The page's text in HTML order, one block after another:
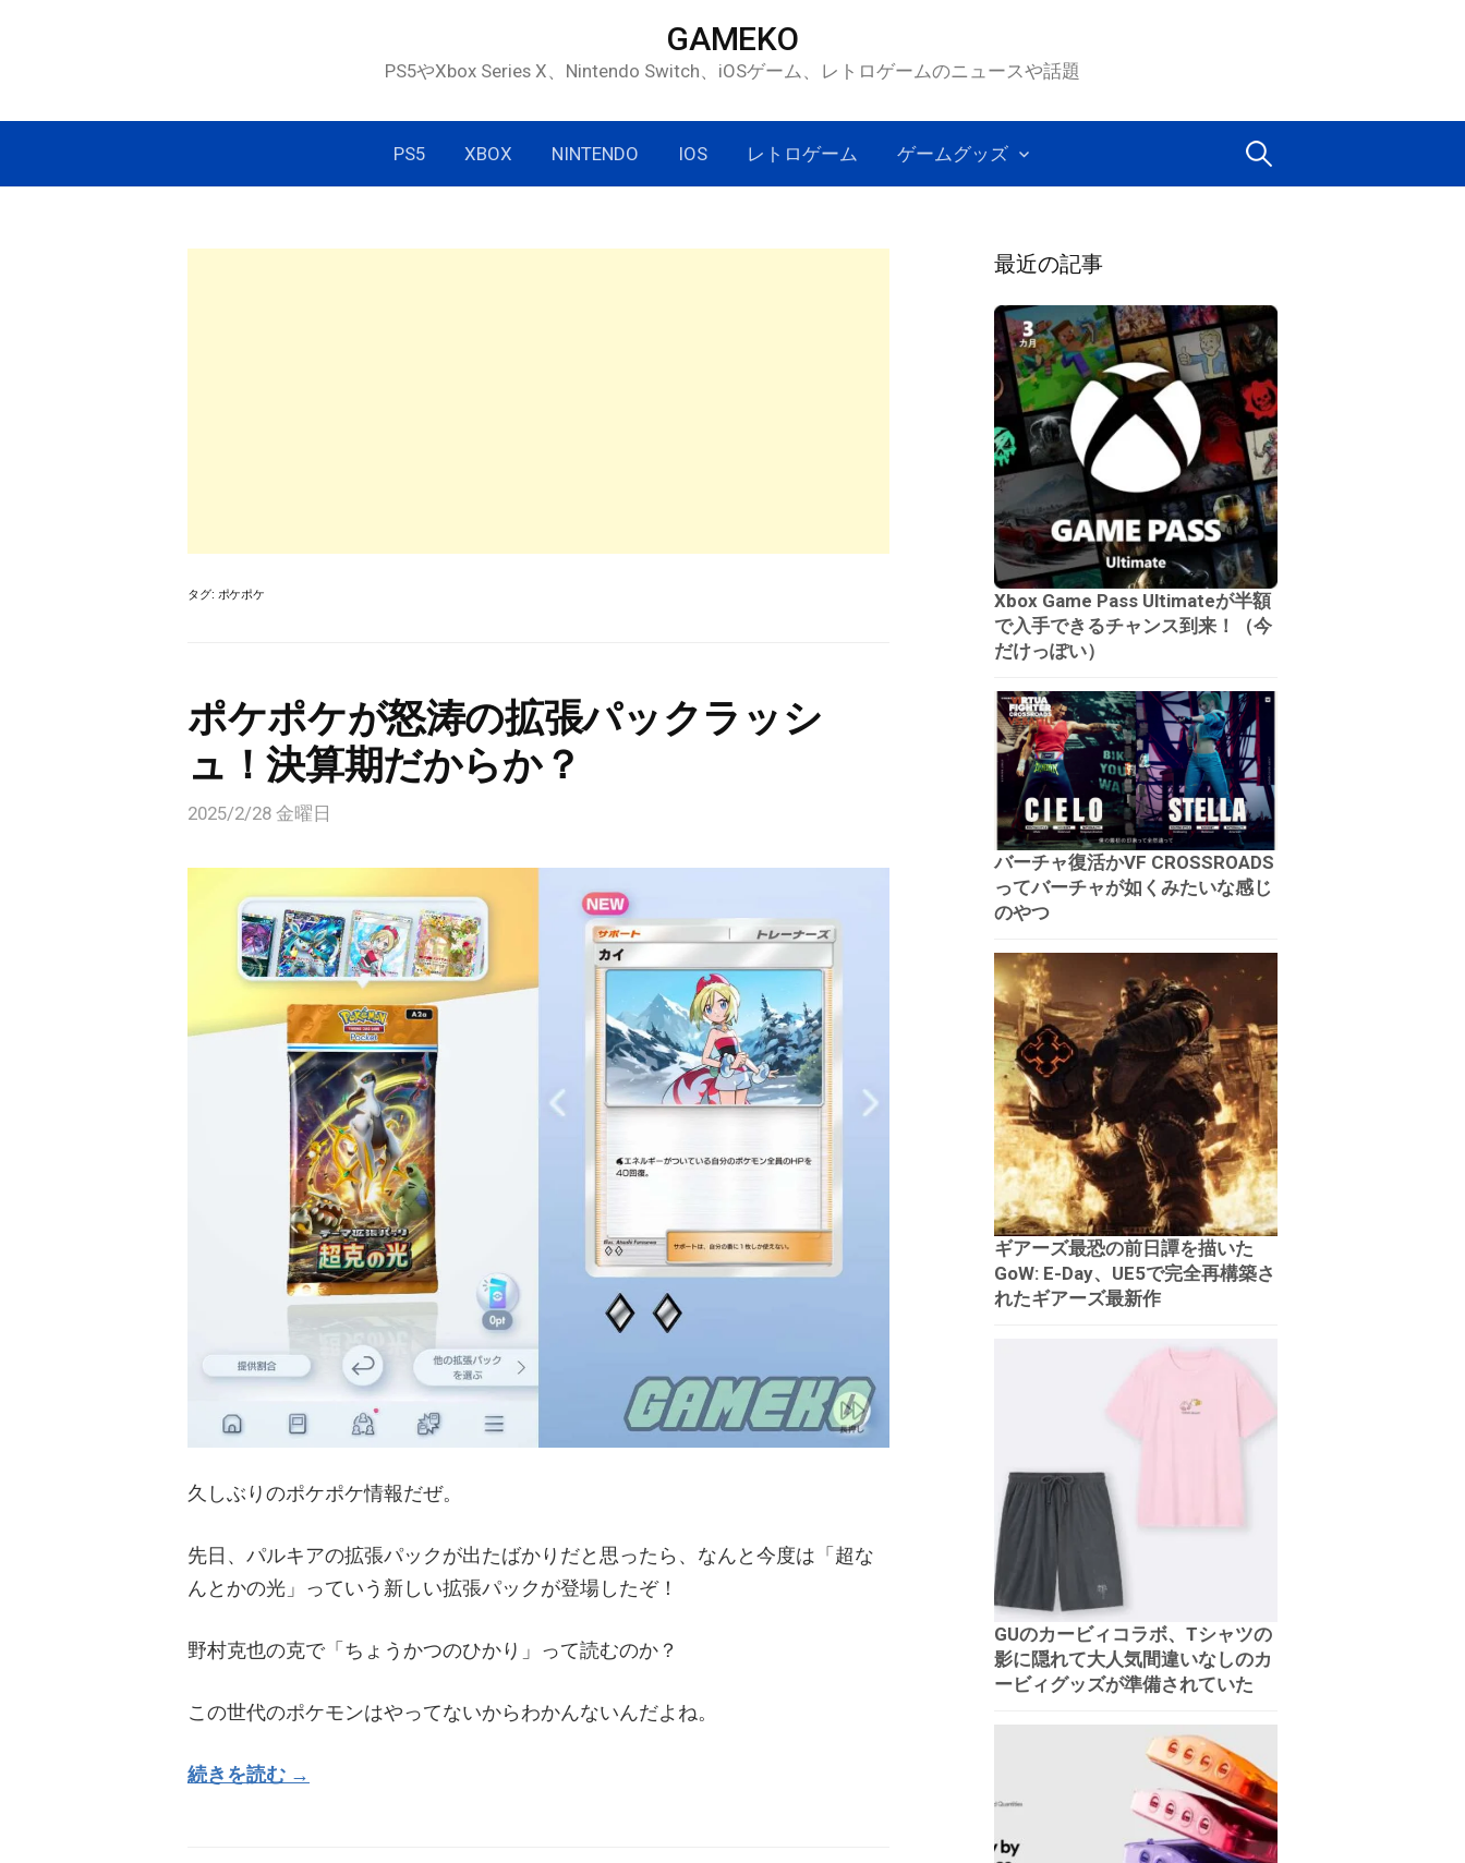
GAMEKO
PS5やXbox Series X、Nintendo Switch、iOSゲーム、レトロゲームのニュースや話題
PS5 XBOX NINTENDO IOS レトロゲーム ゲームグッズ 検
タグ: ポケポケ
ポケポケが怒涛の拡張パックラッシ
ュ！決算期だからか？
2025/2/28 金曜日
久しぶりのポケポケ情報だぜ。
先日、パルキアの拡張パックが出たばかりだと思ったら、なんと今度は「超な
んとかの光」っていう新しい拡張パックが登場したぞ！
野村克也の克で「ちょうかつのひかり」って読むのか？
この世代のポケモンはやってないからわかんないんだよね。
続きを読む →
最近の記事
Xbox Game Pass Ultimateが半額
で入手できるチャンス到来！（今
だけっぽい）
バーチャ復活かVF CROSSROADS
ってバーチャが如くみたいな感じ
のやつ
ギアーズ最恐の前日譚を描いた
GoW: E-Day、UE5で完全再構築さ
れたギアーズ最新作
GUのカービィコラボ、Tシャツの
影に隠れて大人気間違いなしのカ
ービィグッズが準備されていた